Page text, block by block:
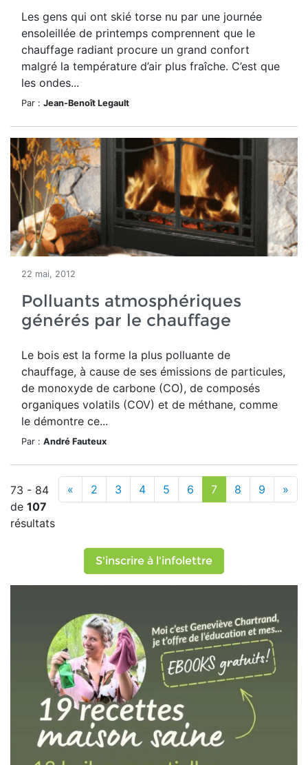
Les gens qui ont skié torse nu par une journée
ensoleillée de printemps comprennent que le
chauffage radiant procure un grand confort
malgré la température d’air plus fraîche. C’est que
les ondes...
Par : Jean-Benoît Legault
22 mai, 2012
Polluants atmosphériques
générés par le chauffage
Le bois est la forme la plus polluante de
chauffage, à cause de ses émissions de particules,
de monoxyde de carbone (CO), de composés
organiques volatils (COV) et de méthane, comme
le démontre ce...
Par : André Fauteux
73 - 84
de 107
résultats
« 2 3 4 5 6 7 8 9 »
S'inscrire à l'infolettre